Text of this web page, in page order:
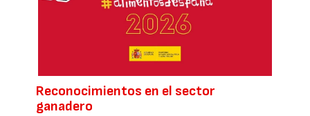
Reconocimientos en el sector
ganadero